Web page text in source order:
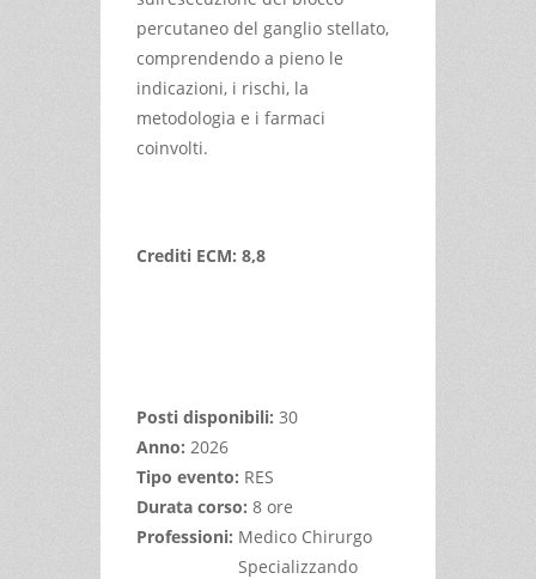
percutaneo del ganglio stellato,
comprendendo a pieno le
indicazioni, i rischi, la
metodologia e i farmaci
coinvolti.
Crediti ECM: 8,8
Posti disponibili: 30
Anno: 2026
Tipo evento: RES
Durata corso: 8 ore
Professioni: Medico Chirurgo
Specializzando